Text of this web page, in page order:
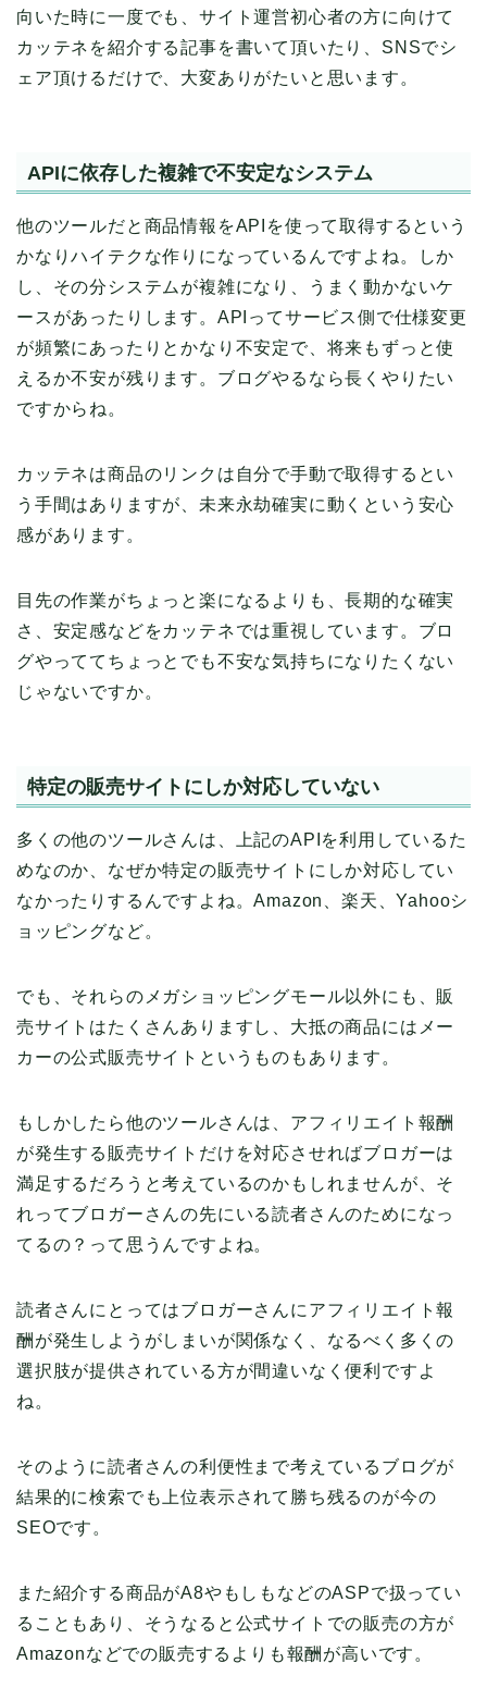
向いた時に一度でも、サイト運営初心者の方に向けて
カッテネを紹介する記事を書いて頂いたり、SNSでシ
ェア頂けるだけで、大変ありがたいと思います。
APIに依存した複雑で不安定なシステム
他のツールだと商品情報をAPIを使って取得するという
かなりハイテクな作りになっているんですよね。しか
し、その分システムが複雑になり、うまく動かないケ
ースがあったりします。APIってサービス側で仕様変更
が頻繁にあったりとかなり不安定で、将来もずっと使
えるか不安が残ります。ブログやるなら長くやりたい
ですからね。
カッテネは商品のリンクは自分で手動で取得するとい
う手間はありますが、未来永劫確実に動くという安心
感があります。
目先の作業がちょっと楽になるよりも、長期的な確実
さ、安定感などをカッテネでは重視しています。ブロ
グやっててちょっとでも不安な気持ちになりたくない
じゃないですか。
特定の販売サイトにしか対応していない
多くの他のツールさんは、上記のAPIを利用しているた
めなのか、なぜか特定の販売サイトにしか対応してい
なかったりするんですよね。Amazon、楽天、Yahooシ
ョッピングなど。
でも、それらのメガショッピングモール以外にも、販
売サイトはたくさんありますし、大抵の商品にはメー
カーの公式販売サイトというものもあります。
もしかしたら他のツールさんは、アフィリエイト報酬
が発生する販売サイトだけを対応させればブロガーは
満足するだろうと考えているのかもしれませんが、そ
れってブロガーさんの先にいる読者さんのためになっ
てるの？って思うんですよね。
読者さんにとってはブロガーさんにアフィリエイト報
酬が発生しようがしまいが関係なく、なるべく多くの
選択肢が提供されている方が間違いなく便利ですよ
ね。
そのように読者さんの利便性まで考えているブログが
結果的に検索でも上位表示されて勝ち残るのが今の
SEOです。
また紹介する商品がA8やもしもなどのASPで扱ってい
ることもあり、そうなると公式サイトでの販売の方が
Amazonなどでの販売するよりも報酬が高いです。